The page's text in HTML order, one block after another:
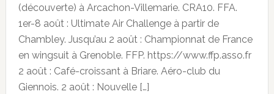
(découverte) à Arcachon-Villemarie. CRA10. FFA.
1er-8 août : Ultimate Air Challenge à partir de
Chambley. Jusqu’au 2 août : Championnat de France
en wingsuit à Grenoble. FFP. https://www.ffp.asso.fr
2 août : Café-croissant à Briare. Aéro-club du
Giennois. 2 août : Nouvelle […]